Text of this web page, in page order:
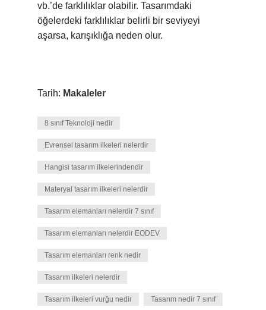
vb.’de farklılıklar olabilir. Tasarımdaki
öğelerdeki farklılıklar belirli bir seviyeyi
aşarsa, karışıklığa neden olur.
Tarih: Makaleler
8 sınıf Teknoloji nedir
Evrensel tasarım ilkeleri nelerdir
Hangisi tasarım ilkelerindendir
Materyal tasarım ilkeleri nelerdir
Tasarım elemanları nelerdir 7 sınıf
Tasarım elemanları nelerdir EODEV
Tasarım elemanları renk nedir
Tasarım ilkeleri nelerdir
Tasarım ilkeleri vurğu nedir Tasarım nedir 7 sınıf